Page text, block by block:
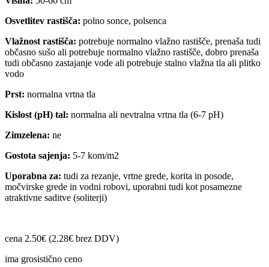
Osvetlitev rastišča: polno sonce, polsenca
Vlažnost rastišča: potrebuje normalno vlažno rastišče, prenaša tudi
občasno sušo ali potrebuje normalno vlažno rastišče, dobro prenaša
tudi občasno zastajanje vode ali potrebuje stalno vlažna tla ali plitko
vodo
Prst: normalna vrtna tla
Kislost (pH) tal: normalna ali nevtralna vrtna tla (6-7 pH)
Zimzelena: ne
Gostota sajenja: 5-7 kom/m2
Uporabna za: tudi za rezanje, vrtne grede, korita in posode,
močvirske grede in vodni robovi, uporabni tudi kot posamezne
atraktivne saditve (soliterji)
cena 2.50€ (2.28€ brez DDV)
ima grosistično ceno